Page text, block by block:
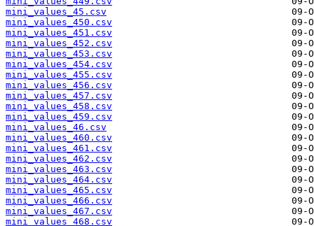
mini_values_45.csv
mini_values_450.csv
mini_values_451.csv
mini_values_452.csv
mini_values_453.csv
mini_values_454.csv
mini_values_455.csv
mini_values_456.csv
mini_values_457.csv
mini_values_458.csv
mini_values_459.csv
mini_values_46.csv
mini_values_460.csv
mini_values_461.csv
mini_values_462.csv
mini_values_463.csv
mini_values_464.csv
mini_values_465.csv
mini_values_466.csv
mini_values_467.csv
mini_values_468.csv